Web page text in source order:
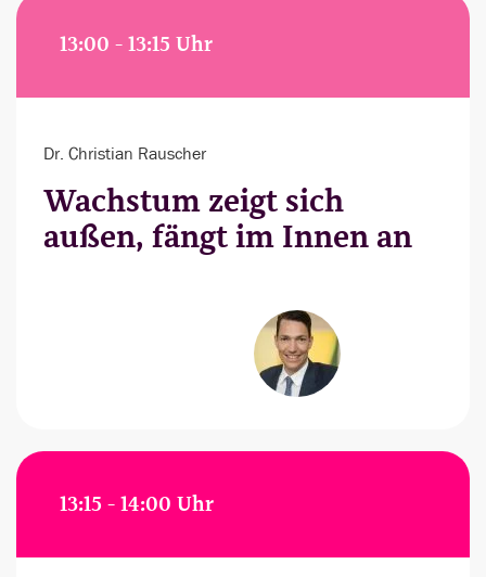
13:00 - 13:15 Uhr
Dr. Christian Rauscher
Wachstum zeigt sich
außen, fängt im Innen an
13:15 - 14:00 Uhr